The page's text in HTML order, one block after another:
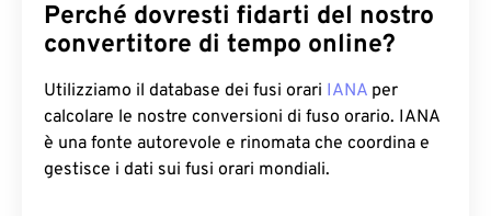
Perché dovresti fidarti del nostro
convertitore di tempo online?
Utilizziamo il database dei fusi orari IANA per
calcolare le nostre conversioni di fuso orario. IANA
è una fonte autorevole e rinomata che coordina e
gestisce i dati sui fusi orari mondiali.